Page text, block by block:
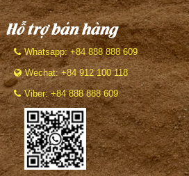
Hỗ trợ bán hàng
Whatsapp: +84 888 888 609
Wechat: +84 912 100 118
Viber: +84 888 888 609